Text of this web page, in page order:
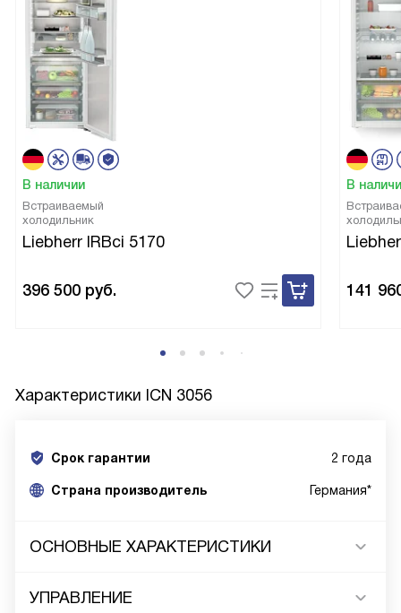
В наличии
Встраиваемый
холодильник
Liebherr IRBci 5170
396 500 руб.
В
141
Характеристики ICN 3056
Срок гарантии 2 года
Cтрана производитель Германия*
ОСНОВНЫЕ ХАРАКТЕРИСТИКИ
УПРАВЛЕНИЕ